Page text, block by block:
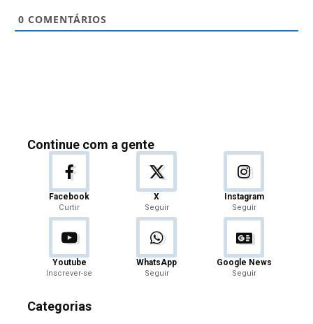
0 COMENTÁRIOS
Continue com a gente
Facebook
Curtir
X
Seguir
Instagram
Seguir
Youtube
Inscrever-se
WhatsApp
Seguir
Google News
Seguir
Categorias